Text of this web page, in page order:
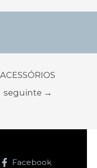
ACESSÓRIOS
seguinte →
Facebook